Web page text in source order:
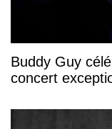
Buddy Guy
concert